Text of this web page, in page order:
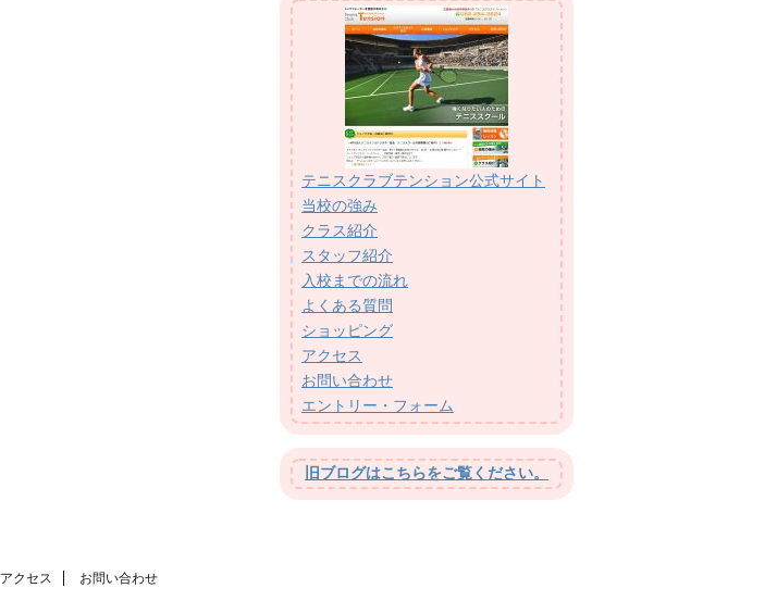
テニスクラブテンション公式サイト
当校の強み
クラス紹介
スタッフ紹介
入校までの流れ
よくある質問
ショッピング
アクセス
お問い合わせ
エントリー・フォーム
旧ブログはこちらをご覧ください。
アクセス お問い合わせ